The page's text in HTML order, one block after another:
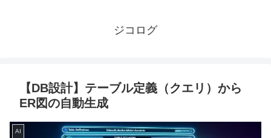
ジコログ
【DB設計】テーブル定義（クエリ）から
ER図の自動生成
AI